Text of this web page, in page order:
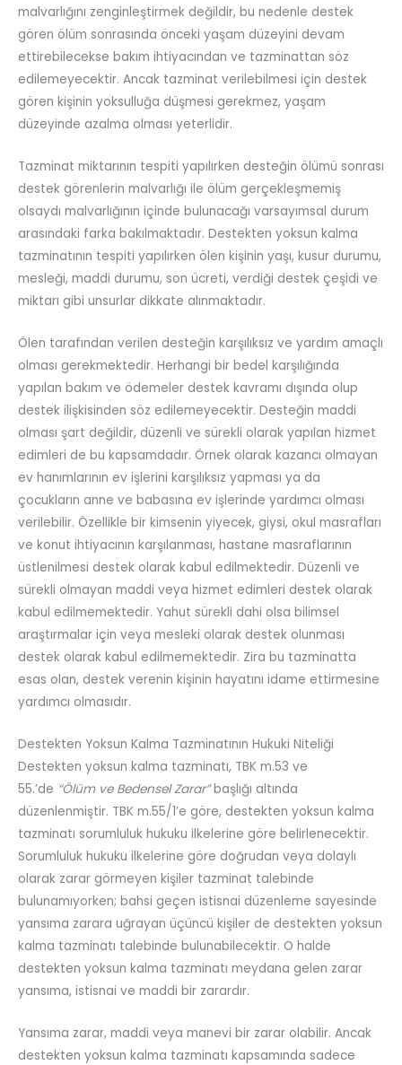
malvarlığını zenginleştirmek değildir, bu nedenle destek
gören ölüm sonrasında önceki yaşam düzeyini devam
ettirebilecekse bakım ihtiyacından ve tazminattan söz
edilemeyecektir. Ancak tazminat verilebilmesi için destek
gören kişinin yoksulluğa düşmesi gerekmez, yaşam
düzeyinde azalma olması yeterlidir.
Tazminat miktarının tespiti yapılırken desteğin ölümü sonrası
destek görenlerin malvarlığı ile ölüm gerçekleşmemiş
olsaydı malvarlığının içinde bulunacağı varsayımsal durum
arasındaki farka bakılmaktadır. Destekten yoksun kalma
tazminatının tespiti yapılırken ölen kişinin yaşı, kusur durumu,
mesleği, maddi durumu, son ücreti, verdiği destek çeşidi ve
miktarı gibi unsurlar dikkate alınmaktadır.
Ölen tarafından verilen desteğin karşılıksız ve yardım amaçlı
olması gerekmektedir. Herhangi bir bedel karşılığında
yapılan bakım ve ödemeler destek kavramı dışında olup
destek ilişkisinden söz edilemeyecektir. Desteğin maddi
olması şart değildir, düzenli ve sürekli olarak yapılan hizmet
edimleri de bu kapsamdadır. Örnek olarak kazancı olmayan
ev hanımlarının ev işlerini karşılıksız yapması ya da
çocukların anne ve babasına ev işlerinde yardımcı olması
verilebilir. Özellikle bir kimsenin yiyecek, giysi, okul masrafları
ve konut ihtiyacının karşılanması, hastane masraflarının
üstlenilmesi destek olarak kabul edilmektedir. Düzenli ve
sürekli olmayan maddi veya hizmet edimleri destek olarak
kabul edilmemektedir. Yahut sürekli dahi olsa bilimsel
araştırmalar için veya mesleki olarak destek olunması
destek olarak kabul edilmemektedir. Zira bu tazminatta
esas olan, destek verenin kişinin hayatını idame ettirmesine
yardımcı olmasıdır.
Destekten Yoksun Kalma Tazminatının Hukuki Niteliği
Destekten yoksun kalma tazminatı, TBK m.53 ve
55.’de “Ölüm ve Bedensel Zarar”başlığı altında
düzenlenmiştir. TBK m.55/1’e göre, destekten yoksun kalma
tazminatı sorumluluk hukuku ilkelerine göre belirlenecektir.
Sorumluluk hukuku ilkelerine göre doğrudan veya dolaylı
olarak zarar görmeyen kişiler tazminat talebinde
bulunamıyorken; bahsi geçen istisnai düzenleme sayesinde
yansıma zarara uğrayan üçüncü kişiler de destekten yoksun
kalma tazminatı talebinde bulunabilecektir. O halde
destekten yoksun kalma tazminatı meydana gelen zarar
yansıma, istisnai ve maddi bir zarardır.
Yansıma zarar, maddi veya manevi bir zarar olabilir. Ancak
destekten yoksun kalma tazminatı kapsamında sadece